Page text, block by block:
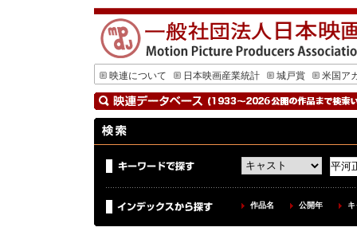
映連について 日本映画産業統計 城戸賞 米国ア
作品名 公開年